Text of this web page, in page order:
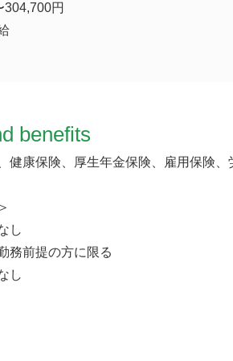
円
benefits
健康保険、厚生年金保険、雇用保険、
し
務前提の方に限る
し